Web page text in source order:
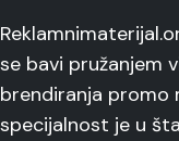
se bavi pružanjem
brendiranja promo
specijalnost je u